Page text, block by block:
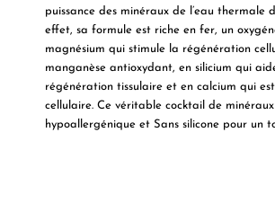
puissance des minéraux de l’eau thermale
effet, sa formule est riche en fer, un
magnésium qui stimule la régénération
manganèse antioxydant, en silicium qui
régénération tissulaire et en calcium qui
cellulaire. Ce véritable cocktail de
hypoallergénique et Sans silicone pour un